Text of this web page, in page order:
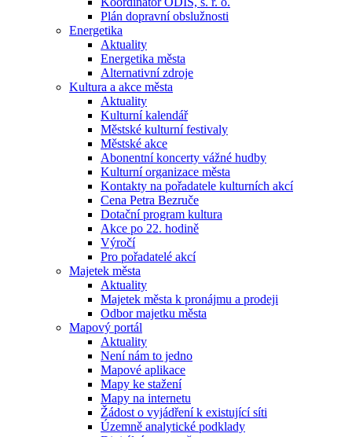
Plán dopravní obslužnosti
Energetika
Aktuality
Energetika města
Alternativní zdroje
Kultura a akce města
Aktuality
Kulturní kalendář
Městské kulturní festivaly
Městské akce
Abonentní koncerty vážné hudby
Kulturní organizace města
Kontakty na pořadatele kulturních akcí
Cena Petra Bezruče
Dotační program kultura
Akce po 22. hodině
Výročí
Pro pořadatelé akcí
Majetek města
Aktuality
Majetek města k pronájmu a prodeji
Odbor majetku města
Mapový portál
Aktuality
Není nám to jedno
Mapové aplikace
Mapy ke stažení
Mapy na internetu
Žádost o vyjádření k existující síti
Územně analytické podklady